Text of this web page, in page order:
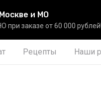
и МО
заказе от 60 000
Рецепты Наши